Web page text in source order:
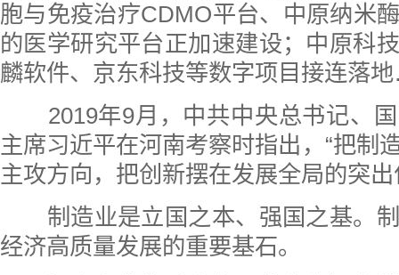
胞与免疫治疗CDMO平台、中原纳米
的医学研究平台正加速建设；中原科
麟软件、京东科技等数字项目接连落
2019年9月，中共中央总书记、国
主席习近平在河南考察时指出，“把制
主攻方向，把创新摆在发展全局的突出
制造业是立国之本、强国之基。制
经济高质量发展的重要基石。